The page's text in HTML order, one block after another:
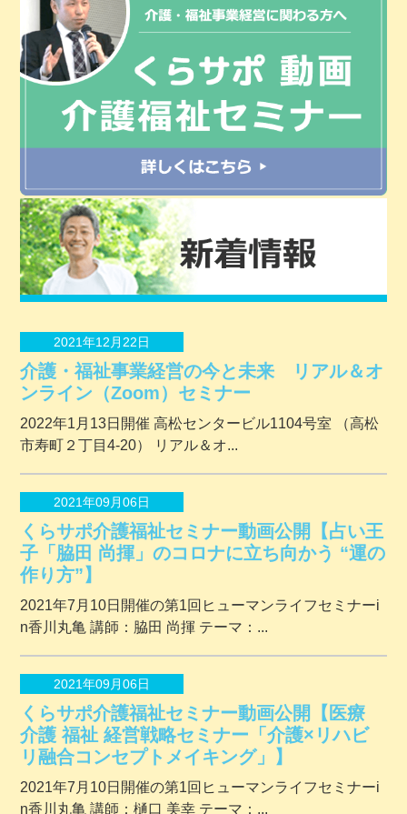
2021年12月22日
介護・福祉事業経営の今と未来 リアル＆オ
ンライン（Zoom）セミナー
2022年1月13日開催 ⾼松センタービル1104号室 （⾼松
市寿町２丁⽬4-20） リアル＆オ...
2021年09月06日
くらサポ介護福祉セミナー動画公開【占い王
子「脇田 尚揮」のコロナに立ち向かう “運の
作り方”】
2021年7月10日開催の第1回ヒューマンライフセミナーi
n香川丸亀 講師：脇田 尚揮 テーマ：...
2021年09月06日
くらサポ介護福祉セミナー動画公開【医療
介護 福祉 経営戦略セミナー「介護×リハビ
リ融合コンセプトメイキング」】
2021年7月10日開催の第1回ヒューマンライフセミナーi
n香川丸亀 講師：樋口 美幸 テーマ：...